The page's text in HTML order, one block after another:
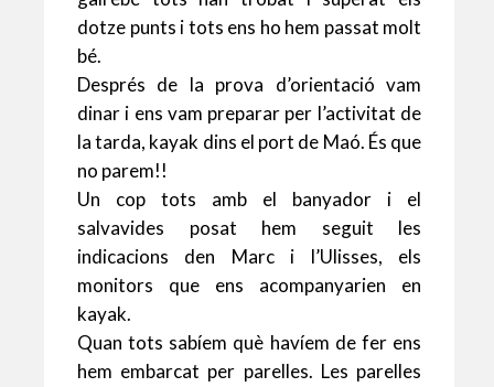
dotze punts i tots ens ho hem passat molt
bé.
Després de la prova d’orientació vam
dinar i ens vam preparar per l’activitat de
la tarda, kayak dins el port de Maó. És que
no parem!!
Un cop tots amb el banyador i el
salvavides posat hem seguit les
indicacions den Marc i l’Ulisses, els
monitors que ens acompanyarien en
kayak.
Quan tots sabíem què havíem de fer ens
hem embarcat per parelles. Les parelles